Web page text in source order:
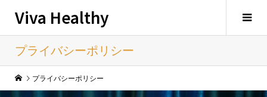
Viva Healthy
プライバシーポリシー
プライバシーポリシー